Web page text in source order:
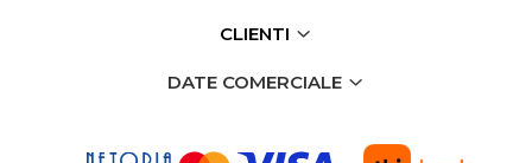
CLIENTI
DATE COMERCIALE